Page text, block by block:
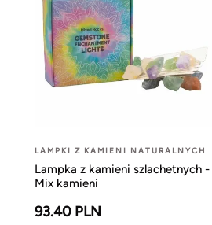
LAMPKI Z KAMIENI NATURALNYCH
Lampka z kamieni szlachetnych -
Mix kamieni
93.40 PLN